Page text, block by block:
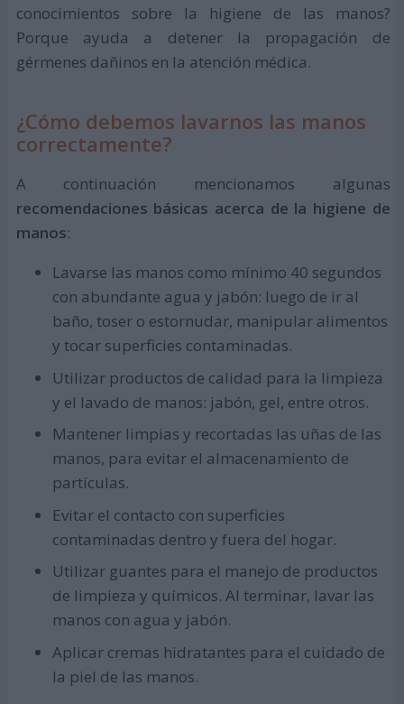
conocimientos sobre la higiene de las manos?
Porque ayuda a detener la propagación de
gérmenes dañinos en la atención médica.
¿Cómo debemos lavarnos las manos
correctamente?
A continuación mencionamos algunas
recomendaciones básicas acerca de la higiene de
manos:
Lavarse las manos como mínimo 40 segundos
con abundante agua y jabón: luego de ir al
baño, toser o estornudar, manipular alimentos
y tocar superficies contaminadas.
Utilizar productos de calidad para la limpieza
y el lavado de manos: jabón, gel, entre otros.
Mantener limpias y recortadas las uñas de las
manos, para evitar el almacenamiento de
partículas.
Evitar el contacto con superficies
contaminadas dentro y fuera del hogar.
Utilizar guantes para el manejo de productos
de limpieza y químicos. Al terminar, lavar las
manos con agua y jabón.
Aplicar cremas hidratantes para el cuidado de
la piel de las manos.